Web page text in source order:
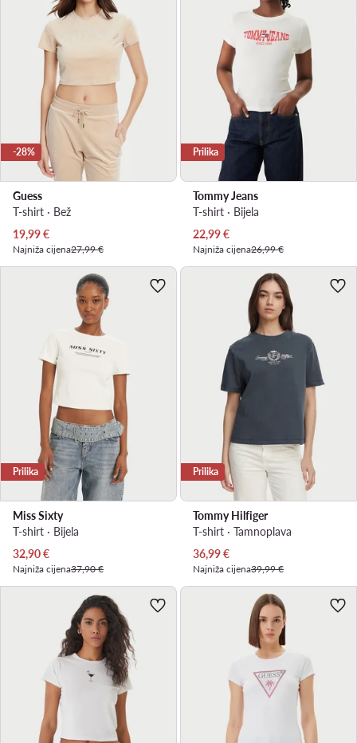
-28%
Guess
T-shirt · Bež
Trenutna cijena
19,99€
Najniža cijena27,99 €
Prilika
Tommy Jeans
T-shirt · Bijela
Trenutna cijena
22,99€
Najniža cijena26,99 €
Prilika
Miss Sixty
T-shirt · Bijela
Trenutna cijena
32,90€
Najniža cijena37,90 €
Prilika
Tommy Hilfiger
T-shirt · Tamnoplava
Trenutna cijena
36,99€
Najniža cijena39,99 €